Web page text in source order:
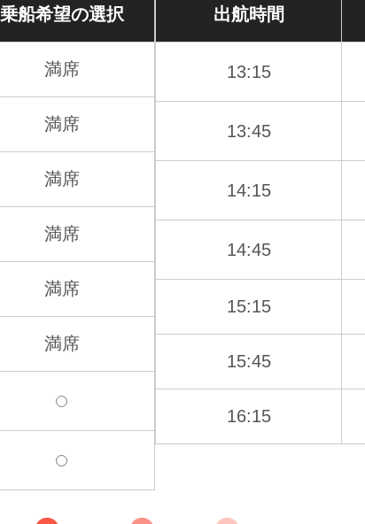
乗船希望の選択
満席
満席
満席
満席
満席
満席
出航時間
13:15
13:45
14:15
14:45
15:15
15:45
16:15